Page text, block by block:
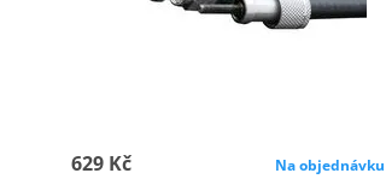
629 Kč Na objednávku